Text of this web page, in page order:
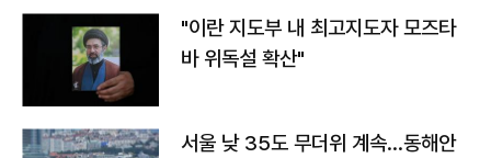
"이란 지도부 내 최고지도자 모즈타
바 위독설 확산"
서울 낮 35도 무더위 계속…동해안